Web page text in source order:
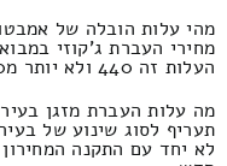
מהי עלות הובלה של
מחירי העברת ג'קוזי
העלות זה 440 ולא יותר מ310 שקלים.
מה עלות העברת מזגן
תעריף לסוג שינוע של